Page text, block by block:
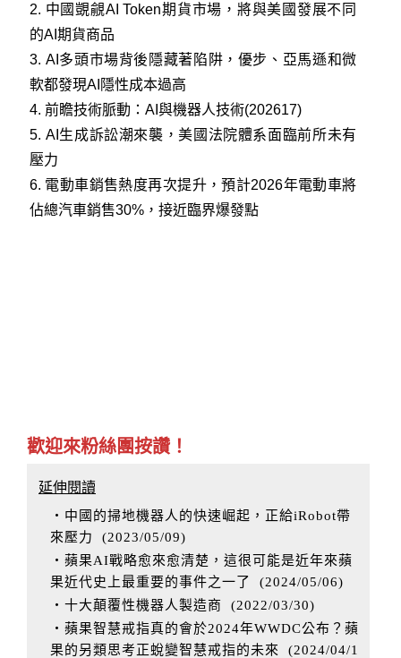
2. 中國覬覦AI Token期貨市場，將與美國發展不同
的AI期貨商品
3. AI多頭市場背後隱藏著陷阱，優步、亞馬遜和微
軟都發現AI隱性成本過高
4. 前瞻技術脈動：AI與機器人技術(202617)
5. AI生成訴訟潮來襲，美國法院體系面臨前所未有
壓力
6. 電動車銷售熱度再次提升，預計2026年電動車將
佔總汽車銷售30%，接近臨界爆發點
歡迎來粉絲團按讚！
延伸閱讀
‧中國的掃地機器人的快速崛起，正給iRobot帶
來壓力
(2023/05/09)
‧蘋果AI戰略愈來愈清楚，這很可能是近年來蘋
果近代史上最重要的事件之一了
(2024/05/06)
‧十大顛覆性機器人製造商
(2022/03/30)
‧蘋果智慧戒指真的會於2024年WWDC公布？蘋
果的另類思考正蛻變智慧戒指的未來
(2024/04/1